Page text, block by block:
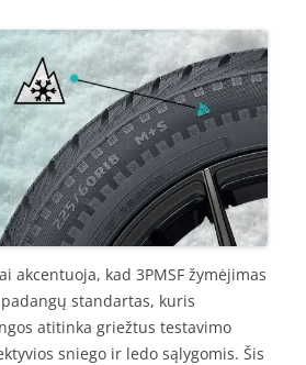
akcentuoja, kad 3PMSF žymėjimas
standartas, kuris
atitinka griežtus testavimo
sniego ir ledo sąlygomis. Šis